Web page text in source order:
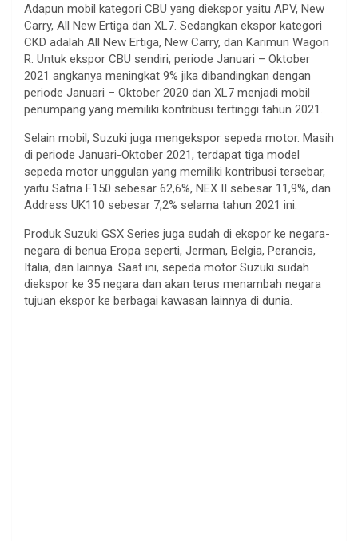
Adapun mobil kategori CBU yang diekspor yaitu APV, New
Carry, All New Ertiga dan XL7. Sedangkan ekspor kategori
CKD adalah All New Ertiga, New Carry, dan Karimun Wagon
R. Untuk ekspor CBU sendiri, periode Januari – Oktober
2021 angkanya meningkat 9% jika dibandingkan dengan
periode Januari – Oktober 2020 dan XL7 menjadi mobil
penumpang yang memiliki kontribusi tertinggi tahun 2021.
Selain mobil, Suzuki juga mengekspor sepeda motor. Masih
di periode Januari-Oktober 2021, terdapat tiga model
sepeda motor unggulan yang memiliki kontribusi tersebar,
yaitu Satria F150 sebesar 62,6%, NEX II sebesar 11,9%, dan
Address UK110 sebesar 7,2% selama tahun 2021 ini.
Produk Suzuki GSX Series juga sudah di ekspor ke negara-
negara di benua Eropa seperti, Jerman, Belgia, Perancis,
Italia, dan lainnya. Saat ini, sepeda motor Suzuki sudah
diekspor ke 35 negara dan akan terus menambah negara
tujuan ekspor ke berbagai kawasan lainnya di dunia.